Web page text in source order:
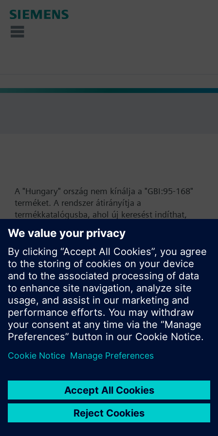
A "Hungary" ország nem kínálja a "GBI:95-168"
terméket. A rendszer átirányítja a
termékkatalógusba, ahol új keresést indíthat,
vagy böngészhet a Siemens hatalmas
termékkínálatában.
Ok